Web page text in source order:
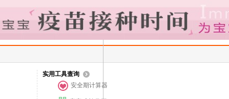
实用工具查询
安全期计算器